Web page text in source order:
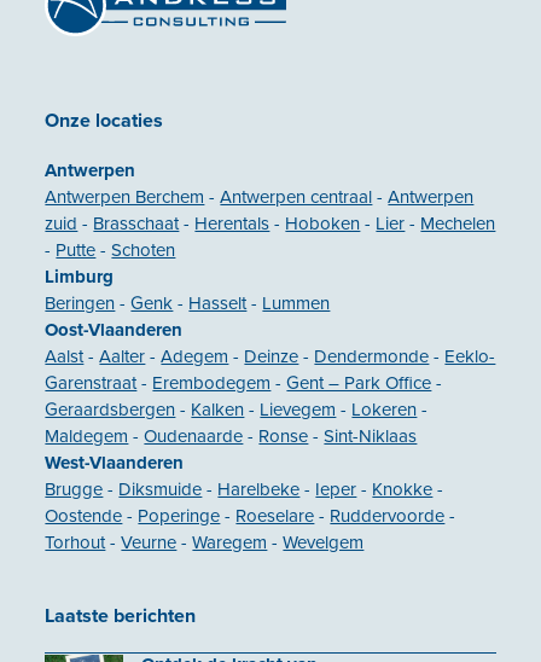
Onze locaties
Antwerpen
Antwerpen Berchem -Antwerpen centraal -Antwerpen
zuid - Brasschaat- Herentals - Hoboken - Lier - Mechelen
- Putte -Schoten
Limburg
Beringen -Genk - Hasselt- Lummen
Oost-Vlaanderen
Aalst-Aalter -Adegem - Deinze - Dendermonde - Eeklo-
Garenstraat- Erembodegem -Gent – Park Office -
Geraardsbergen - Kalken - Lievegem - Lokeren -
Maldegem -Oudenaarde - Ronse -Sint-Niklaas
West-Vlaanderen
Brugge - Diksmuide - Harelbeke - Ieper - Knokke -
Oostende - Poperinge - Roeselare - Ruddervoorde -
Torhout-Veurne -Waregem -Wevelgem
Laatste berichten